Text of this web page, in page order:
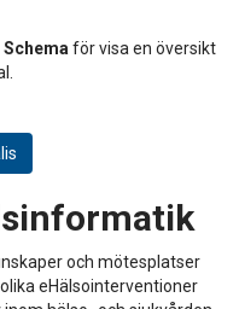
Schema för visa en översikt
och mötesplatser
eHälsointerventioner